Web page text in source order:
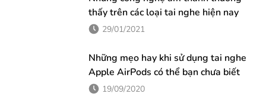
giờ Việt Nam). Cũng như nhiều sự kiện công nghệ khác
trong thời gian qua, sự kiện này của Apple sẽ...
thấy trên các loại tai nghe hiện nay
29/01/2021
Những mẹo hay khi sử dụng tai nghe
Apple AirPods có thể bạn chưa biết
19/09/2020